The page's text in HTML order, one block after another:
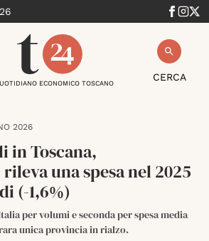
CERCA
ECONOMICO TOSCANO
2026
in Toscana,
una spesa nel 2025
(-1,6%)
per volumi e seconda per spesa media
unica provincia in rialzo.